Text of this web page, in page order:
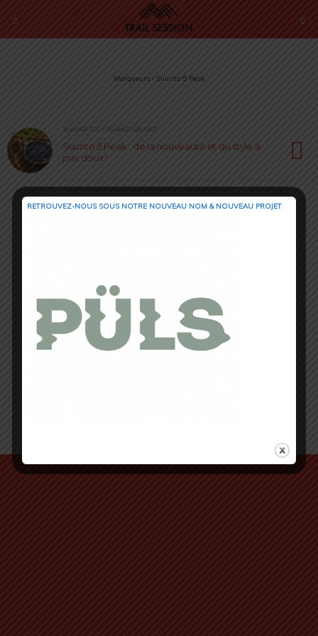
Marqueurs › Suunto 5 Peak
20 JANVIER 2022 • PAR ANASTASIIA MASIP
Suunto 5 Peak : de la nouveauté et du style à
prix doux !
RETROUVEZ-NOUS SOUS NOTRE NOUVEAU NOM & NOUVEAU PROJET